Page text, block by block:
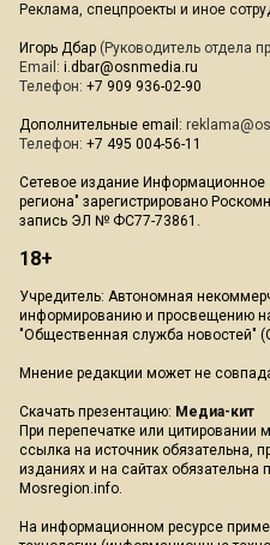
Реклама, спецпроекты и иное
Игорь Дбар (Руководитель отдела
Email: i.dbar@osnmedia.ru
Телефон: +7 909 936-02-90
Дополнительные email:
Телефон: +7 495 004-56-11
Сетевое издание Информационное
региона" зарегистрировано
запись ЭЛ № ФС77-73861.
18+
Учредитель: Автономная
информированию и просвещению
"Общественная служба новостей"
Мнение редакции может не
Скачать презентацию: Медиа-кит
При перепечатке или цитировании
ссылка на источник обязательна,
изданиях и на сайтах обязательна
Mosregion.info.
На информационном ресурсе